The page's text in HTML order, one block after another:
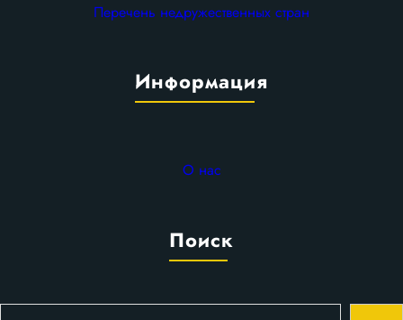
Перечень недружественных стран
Информация
О нас
Поиск